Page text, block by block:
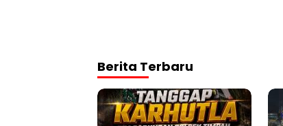
Berita Terbaru